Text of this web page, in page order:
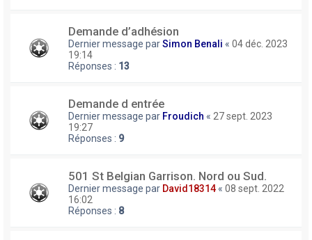
Demande d’adhésion
Dernier message parSimon Benali « 04 déc. 2023
19:14
Réponses : 13
Demande d entrée
Dernier message par Froudich « 27 sept. 2023
19:27
Réponses : 9
501 St Belgian Garrison. Nord ou Sud.
Dernier message par David18314 « 08 sept. 2022
16:02
Réponses : 8